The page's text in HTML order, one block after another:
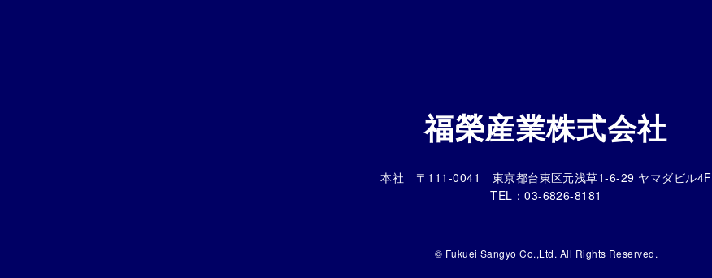
福榮産業株式会社
本社 〒111-0041 東京都台東区元浅草1-6-29 ヤマダビル4F
TEL：03-6826-8181
© Fukuei Sangyo Co.,Ltd. All Rights Reserved.